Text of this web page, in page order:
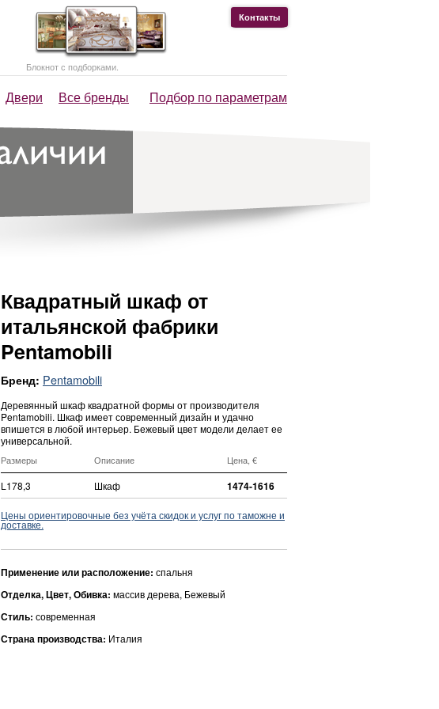
Двери Все бренды Подбор по параметрам
Контакты
Блокнот с подборками.
Квадратный шкаф от
итальянской фабрики
Pentamobili
Бренд: Pentamobili
Деревянный шкаф квадратной формы от производителя
Pentamobili. Шкаф имеет современный дизайн и удачно
впишется в любой интерьер. Бежевый цвет модели делает ее
универсальной.
Размеры Описание Цена, €
L178,3 Шкаф 1474-1616
Цены ориентировочные без учёта скидок и услуг по таможне и
доставке.
Применение или расположение: спальня
Отделка, Цвет, Обивка: массив дерева, Бежевый
Стиль: современная
Страна производства: Италия